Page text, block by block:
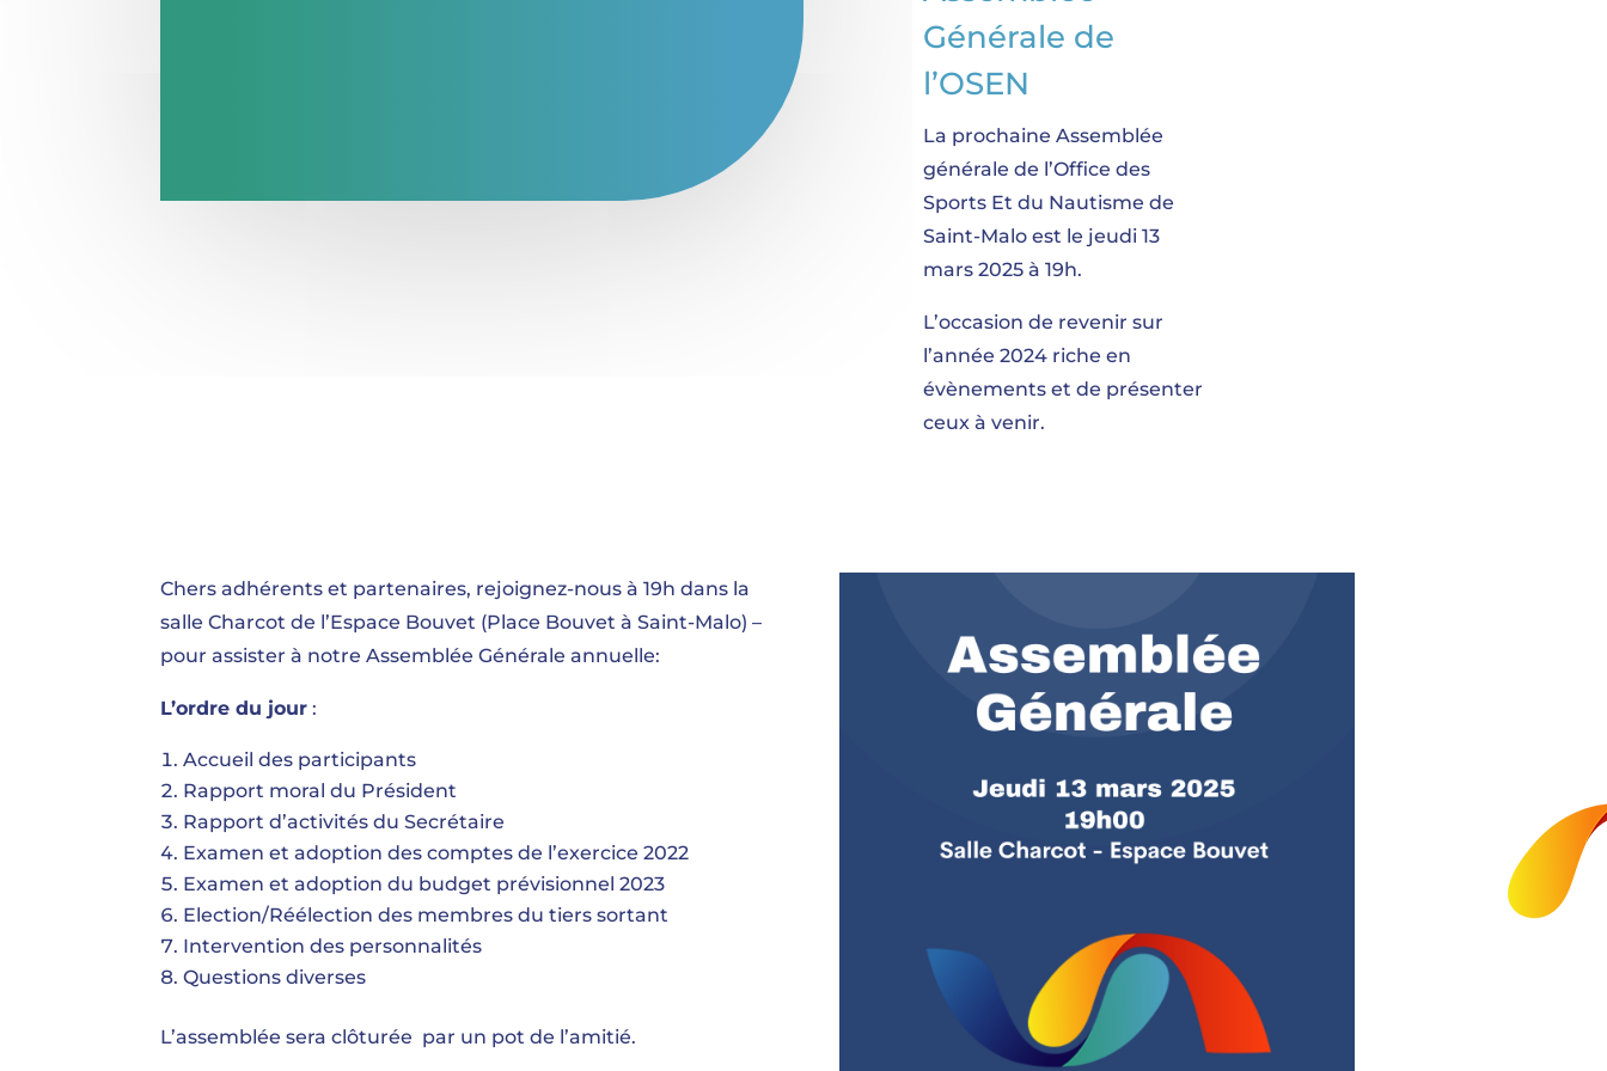
Générale de
l’OSEN
La prochaine Assemblée
générale de l’Office des
Sports Et du Nautisme de
Saint-Malo est le jeudi 13
mars 2025 à 19h.
L’occasion de revenir sur
l’année 2024 riche en
évènements et de présenter
ceux à venir.
Chers adhérents et partenaires, rejoignez-nous à 19h dans la
salle Charcot de l’Espace Bouvet (Place Bouvet à Saint-Malo) –
pour assister à notre Assemblée Générale annuelle:
L’ordre du jour :
Accueil des participants
Rapport moral du Président
Rapport d’activités du Secrétaire
Examen et adoption des comptes de l’exercice 2022
Examen et adoption du budget prévisionnel 2023
Election/Réélection des membres du tiers sortant
Intervention des personnalités
Questions diverses
L’assemblée sera clôturée par un pot de l’amitié.